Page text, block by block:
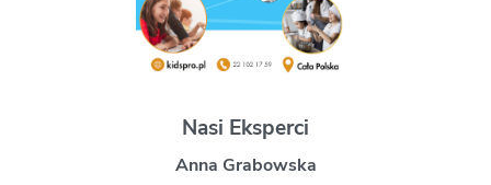
Nasi Eksperci
Magdalena Uchman